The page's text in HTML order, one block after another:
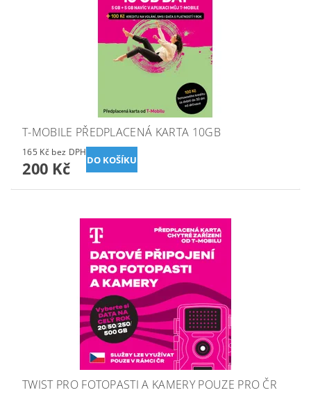
T-MOBILE PŘEDPLACENÁ KARTA 10GB
165 Kč bez DPH
200 Kč
TWIST PRO FOTOPASTI A KAMERY POUZE PRO ČR